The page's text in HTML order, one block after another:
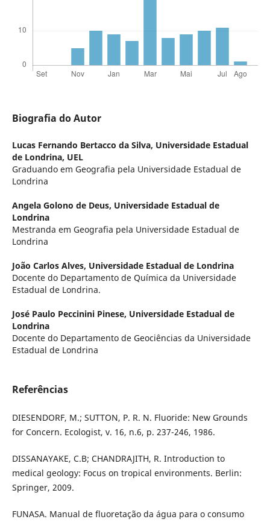
Biografia do Autor
Lucas Fernando Bertacco da Silva, Universidade Estadual
de Londrina, UEL
Graduando em Geografia pela Universidade Estadual de
Londrina
Angela Golono de Deus, Universidade Estadual de
Londrina
Mestranda em Geografia pela Universidade Estadual de
Londrina
João Carlos Alves, Universidade Estadual de Londrina
Docente do Departamento de Química da Universidade
Estadual de Londrina.
José Paulo Peccinini Pinese, Universidade Estadual de
Londrina
Docente do Departamento de Geociências da Universidade
Estadual de Londrina
Referências
DIESENDORF, M.; SUTTON, P. R. N. Fluoride: New Grounds
for Concern. Ecologist, v. 16, n.6, p. 237-246, 1986.
DISSANAYAKE, C.B; CHANDRAJITH, R. Introduction to
medical geology: Focus on tropical environments. Berlin:
Springer, 2009.
FUNASA. Manual de fluoretação da água para o consumo